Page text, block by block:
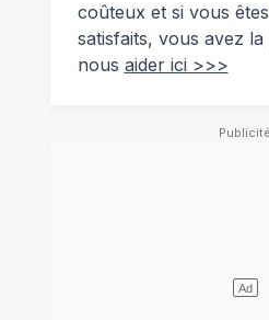
coûteux et si vous
satisfaits, vous avez la
nous aider ici >>>